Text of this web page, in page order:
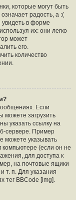
которые могут быть
радость, а :(
увидеть в форме
их: они легко
может
его.
количество
Если
можете загрузить
указать ссылку на
сервере. Пример
можете указывать
(если он не
для доступа к
на почтовые ящики
т. п. Для указания
тег BBCode [img].